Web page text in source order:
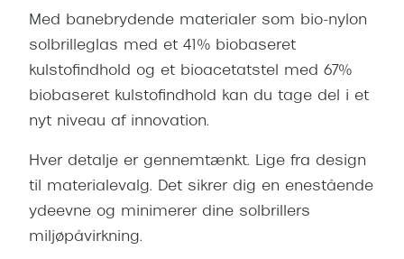
Med banebrydende materialer som bio-nylon
solbrilleglas med et 41% biobaseret
kulstofindhold og et bioacetatstel med 67%
biobaseret kulstofindhold kan du tage del i et
nyt niveau af innovation.
Hver detalje er gennemtænkt. Lige fra design
til materialevalg. Det sikrer dig en enestående
ydeevne og minimerer dine solbrillers
miljøpåvirkning.